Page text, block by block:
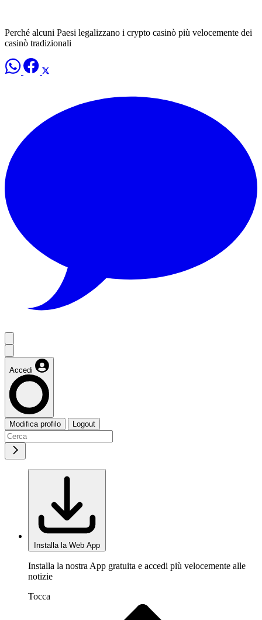
Perché alcuni Paesi legalizzano i crypto casinò più velocemente dei
casinò tradizionali
Accedi
Modifica profilo Logout
Installa la Web App
Installa la nostra App gratuita e accedi più velocemente alle
notizie
Tocca